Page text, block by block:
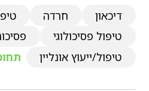
דיכאון חרדה
טיפול פסיכולוגי
טיפול/ייעוץ אונליין